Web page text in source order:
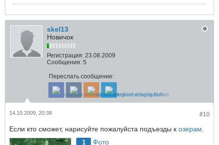
skel13
Новичок
Регистрация: 23.08.2009
Сообщения: 5
Переслать сообщение:
#10
14.10.2009, 20:38
Если кто сможет, нарисуйте пожалуйста подъезды к озерам
1 Фото